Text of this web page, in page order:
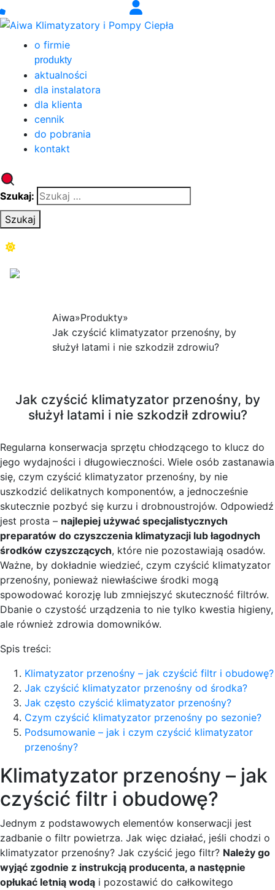
o firmie
produkty
aktualności
dla instalatora
dla klienta
cennik
do pobrania
kontakt
Szukaj:
Szukaj
Aiwa»Produkty»
Jak czyścić klimatyzator przenośny, by
służył latami i nie szkodził zdrowiu?
Jak czyścić klimatyzator przenośny, by
służył latami i nie szkodził zdrowiu?
Regularna konserwacja sprzętu chłodzącego to klucz do
jego wydajności i długowieczności. Wiele osób zastanawia
się, czym czyścić klimatyzator przenośny, by nie
uszkodzić delikatnych komponentów, a jednocześnie
skutecznie pozbyć się kurzu i drobnoustrojów. Odpowiedź
jest prosta – najlepiej używać specjalistycznych
preparatów do czyszczenia klimatyzacji lub łagodnych
środków czyszczących, które nie pozostawiają osadów.
Ważne, by dokładnie wiedzieć, czym czyścić klimatyzator
przenośny, ponieważ niewłaściwe środki mogą
spowodować korozję lub zmniejszyć skuteczność filtrów.
Dbanie o czystość urządzenia to nie tylko kwestia higieny,
ale również zdrowia domowników.
Spis treści:
Klimatyzator przenośny – jak czyścić filtr i obudowę?
Jak czyścić klimatyzator przenośny od środka?
Jak często czyścić klimatyzator przenośny?
Czym czyścić klimatyzator przenośny po sezonie?
Podsumowanie – jak i czym czyścić klimatyzator
przenośny?
Klimatyzator przenośny – jak
czyścić filtr i obudowę?
Jednym z podstawowych elementów konserwacji jest
zadbanie o filtr powietrza. Jak więc działać, jeśli chodzi o
klimatyzator przenośny? Jak czyścić jego filtr? Należy go
wyjąć zgodnie z instrukcją producenta, a następnie
opłukać letnią wodą i pozostawić do całkowitego